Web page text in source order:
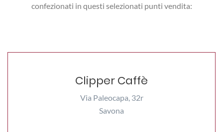
confezionati in questi selezionati punti vendita:
Clipper Caffè
Via Paleocapa, 32r
Savona